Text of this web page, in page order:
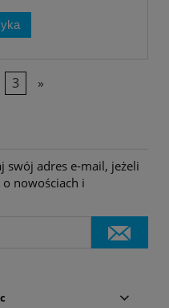
3 »
swój adres e-mail, jeżeli
nowościach i